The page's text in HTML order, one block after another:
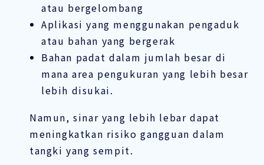
atau bergelombang
Aplikasi yang menggunakan pengaduk
atau bahan yang bergerak
Bahan padat dalam jumlah besar di
mana area pengukuran yang lebih besar
lebih disukai.
Namun, sinar yang lebih lebar dapat
meningkatkan risiko gangguan dalam
tangki yang sempit.